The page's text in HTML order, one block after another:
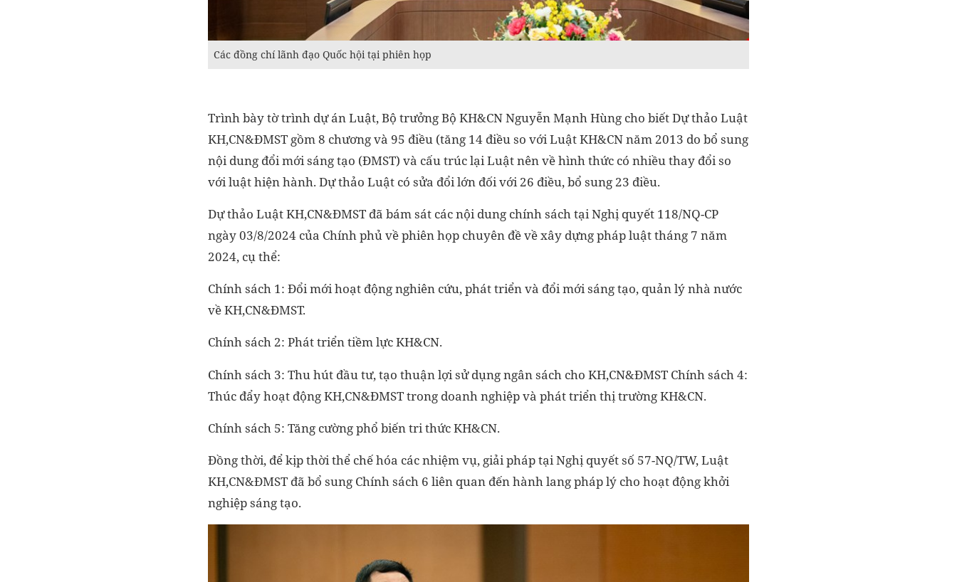
Các đồng chí lãnh đạo Quốc hội tại phiên họp
Trình bày tờ trình dự án Luật, Bộ trưởng Bộ KH&CN Nguyễn Mạnh Hùng cho biết Dự thảo Luật
KH,CN&ĐMST gồm 8 chương và 95 điều (tăng 14 điều so với Luật KH&CN năm 2013 do bổ sung
nội dung đổi mới sáng tạo (ĐMST) và cấu trúc lại Luật nên về hình thức có nhiều thay đổi so
với luật hiện hành. Dự thảo Luật có sửa đổi lớn đối với 26 điều, bổ sung 23 điều.
Dự thảo Luật KH,CN&ĐMST đã bám sát các nội dung chính sách tại Nghị quyết 118/NQ-CP
ngày 03/8/2024 của Chính phủ về phiên họp chuyên đề về xây dựng pháp luật tháng 7 năm
2024, cụ thể:
Chính sách 1: Đổi mới hoạt động nghiên cứu, phát triển và đổi mới sáng tạo, quản lý nhà nước
về KH,CN&ĐMST.
Chính sách 2: Phát triển tiềm lực KH&CN.
Chính sách 3: Thu hút đầu tư, tạo thuận lợi sử dụng ngân sách cho KH,CN&ĐMST Chính sách 4:
Thúc đẩy hoạt động KH,CN&ĐMST trong doanh nghiệp và phát triển thị trường KH&CN.
Chính sách 5: Tăng cường phổ biến tri thức KH&CN.
Đồng thời, để kịp thời thể chế hóa các nhiệm vụ, giải pháp tại Nghị quyết số 57-NQ/TW, Luật
KH,CN&ĐMST đã bổ sung Chính sách 6 liên quan đến hành lang pháp lý cho hoạt động khởi
nghiệp sáng tạo.